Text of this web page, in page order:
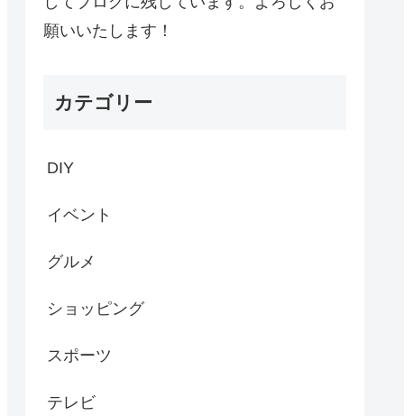
願いいたします！
カテゴリー
DIY
イベント
グルメ
ショッピング
スポーツ
テレビ